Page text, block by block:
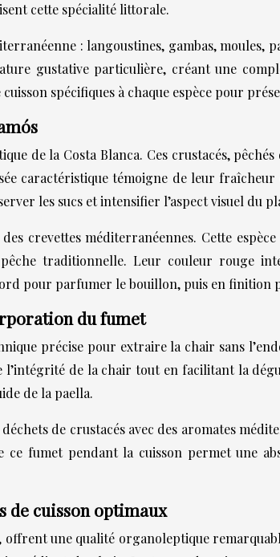
cette spécialité littorale.
: langoustines, gambas, moules,
gustative particulière, créant une
spécifiques à chaque espèce pour
de la Costa Blanca. Ces crustacés,
caractéristique témoigne de leur
les sucs et intensifier l’aspect visuel du
crevettes méditerranéennes. Cette
traditionnelle. Leur couleur rouge
pour parfumer le bouillon, puis en
du fumet
précise pour extraire la chair sans
de la chair tout en facilitant la
de la paella.
de crustacés avec des aromates
fumet pendant la cuisson permet une
de cuisson optimaux
offrent une qualité organoleptique